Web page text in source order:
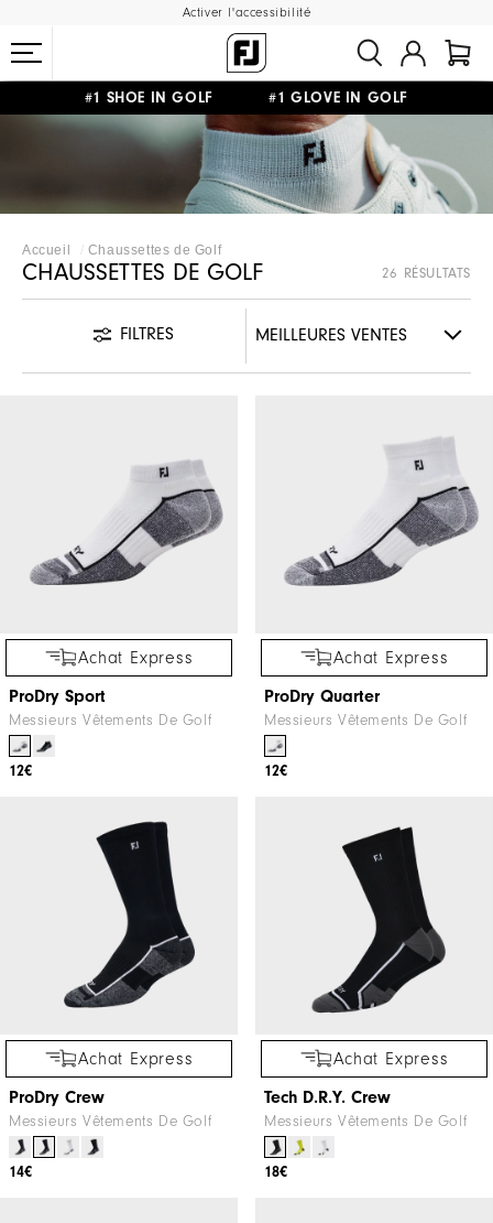
Activer l'accessibilité
#1 SHOE IN GOLF #1 GLOVE IN GOLF
LIVRAISON OFFERTEDÈS 99€+&RETOUR GRATUIT
Accueil Chaussettes de Golf
CHAUSSETTES DE GOLF 26 RÉSULTATS
FILTRES
Achat Express
ProDry Sport
Messieurs Vêtements De Golf
12€
Achat Express
ProDry Quarter
Messieurs Vêtements De Golf
12€
Achat Express
ProDry Crew
Messieurs Vêtements De Golf
14€
Achat Express
Tech D.R.Y. Crew
Messieurs Vêtements De Golf
18€